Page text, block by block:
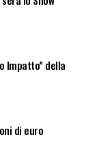
Impatto” della
di euro